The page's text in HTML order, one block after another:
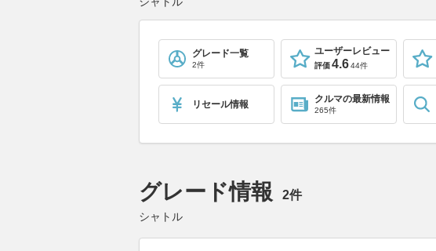
グレード一覧
2件
ユーザーレビュー
評価4.644件
リセール情報 クルマの最新情報
265件
グレード情報 2件
シャトル